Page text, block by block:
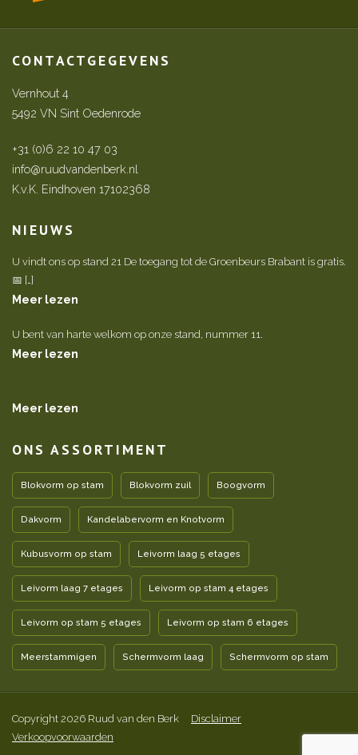
CONTACTGEGEVENS
Vernhout 4
5492 VN Sint Oedenrode
+31 (0)6 22 10 47 03
info@ruudvandenberk.nl
K.v.K. Eindhoven 17102368
NIEUWS
U vindt ons op stand 21 De toegang tot de Groenbeurs Brabant is gratis.
📅 […]
Meer lezen
U bent van harte welkom op onze stand, nummer 11.
Meer lezen
Meer lezen
ONS ASSORTIMENT
Blokvorm op stam Blokvorm zuil Boogvorm
Dakvorm Kandelabervorm en Knotvorm
Kubusvorm op stam Leivorm laag 5 etages
Leivorm laag 7 etages Leivorm op stam 4 etages
Leivorm op stam 5 etages Leivorm op stam 6 etages
Meerstammigen Schermvorm laag Schermvorm op stam
Copyright 2026 Ruud van den Berk
Disclaimer
Verkoopvoorwaarden